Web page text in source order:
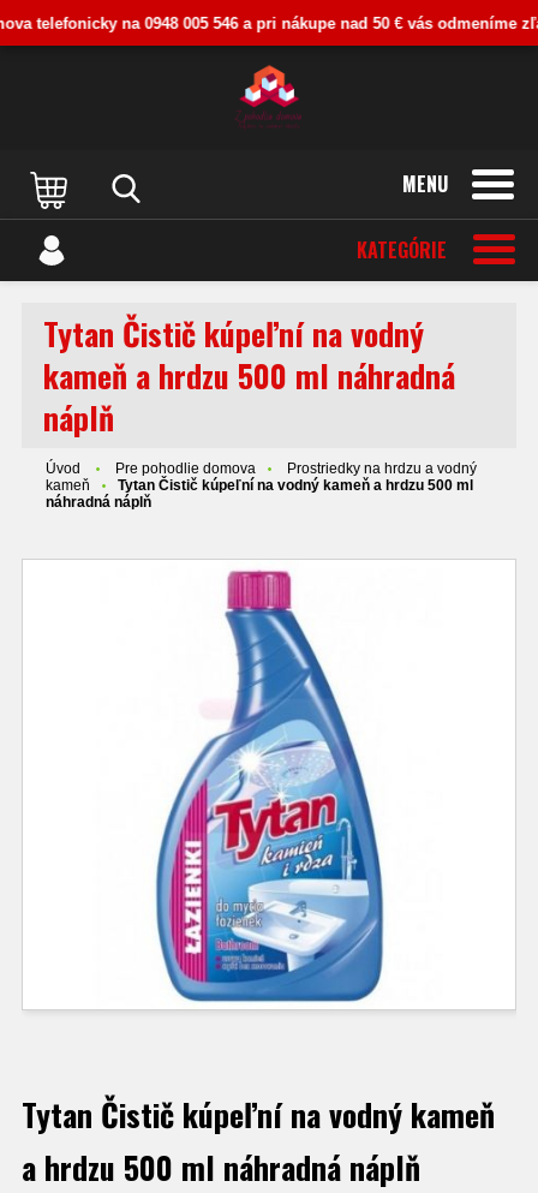
MENU
KATEGÓRIE
Tytan Čistič kúpeľní na vodný
kameň a hrdzu 500 ml náhradná
náplň
Úvod Pre pohodlie domova
Prostriedky na hrdzu a vodný
kameň
Tytan Čistič kúpeľní na vodný kameň a hrdzu 500 ml
náhradná náplň
Tytan Čistič kúpeľní na vodný kameň
a hrdzu 500 ml náhradná náplň
telefonicky na 0948 005 546 a pri nákupe nad 50 € vás odmeníme